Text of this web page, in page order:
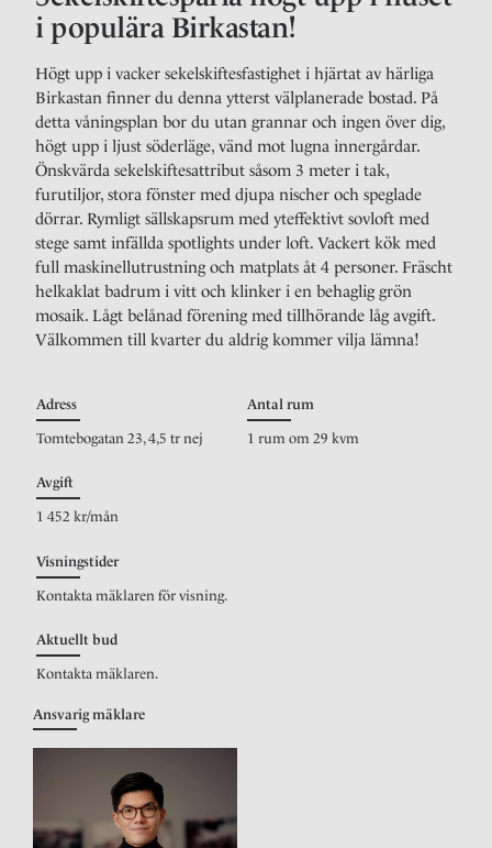
i populära Birkastan!
Högt upp i vacker sekelskiftesfastighet i hjärtat av härliga
Birkastan finner du denna ytterst välplanerade bostad. På
detta våningsplan bor du utan grannar och ingen över dig,
högt upp i ljust söderläge, vänd mot lugna innergårdar.
Önskvärda sekelskiftesattribut såsom 3 meter i tak,
furutiljor, stora fönster med djupa nischer och speglade
dörrar. Rymligt sällskapsrum med yteffektivt sovloft med
stege samt infällda spotlights under loft. Vackert kök med
full maskinellutrustning och matplats åt 4 personer. Fräscht
helkaklat badrum i vitt och klinker i en behaglig grön
mosaik. Lågt belånad förening med tillhörande låg avgift.
Välkommen till kvarter du aldrig kommer vilja lämna!
Adress
Tomtebogatan 23, 4,5 tr nej
Antal rum
1 rum om 29 kvm
Avgift
1 452 kr/mån
Visningstider
Kontakta mäklaren för visning.
Aktuellt bud
Kontakta mäklaren.
Ansvarig mäklare